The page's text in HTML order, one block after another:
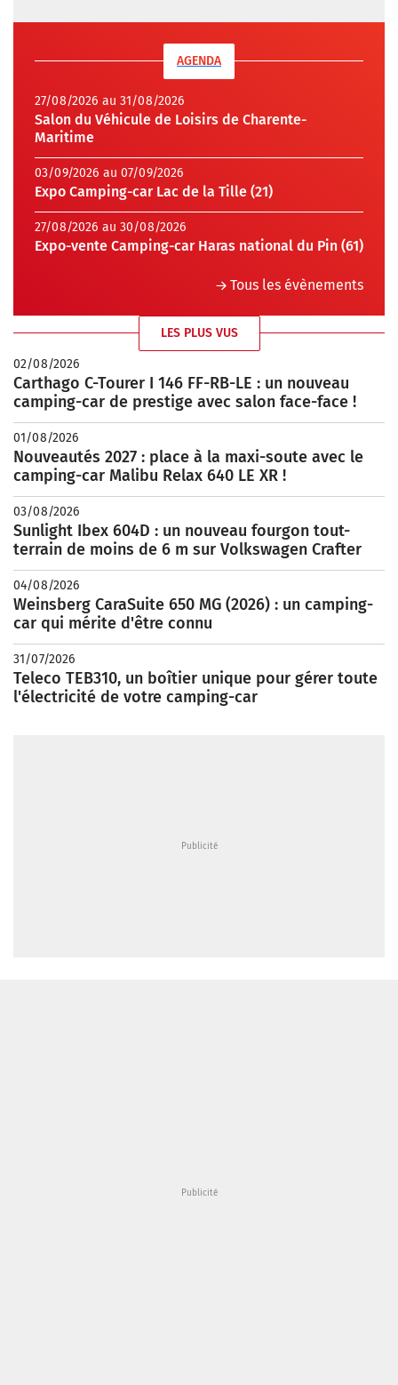
AGENDA
27/08/2026 au 31/08/2026
Salon du Véhicule de Loisirs de Charente-
Maritime
03/09/2026 au 07/09/2026
Expo Camping-car Lac de la Tille (21)
27/08/2026 au 30/08/2026
Expo-vente Camping-car Haras national du Pin (61)
Tous les évènements
LES PLUS VUS
02/08/2026
Carthago C-Tourer I 146 FF-RB-LE : un nouveau
camping-car de prestige avec salon face-face !
01/08/2026
Nouveautés 2027 : place à la maxi-soute avec le
camping-car Malibu Relax 640 LE XR !
03/08/2026
Sunlight Ibex 604D : un nouveau fourgon tout-
terrain de moins de 6 m sur Volkswagen Crafter
04/08/2026
Weinsberg CaraSuite 650 MG (2026) : un camping-
car qui mérite d'être connu
31/07/2026
Teleco TEB310, un boîtier unique pour gérer toute
l'électricité de votre camping-car